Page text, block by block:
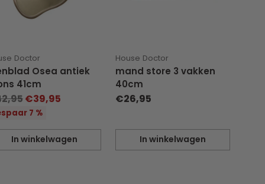
Doctor
Osea antiek
41cm
€39,95
7 %
In winkelwagen
House Doctor
mand store 3 vakken
40cm
€26,95
In winkelwagen
Hoeveelheid